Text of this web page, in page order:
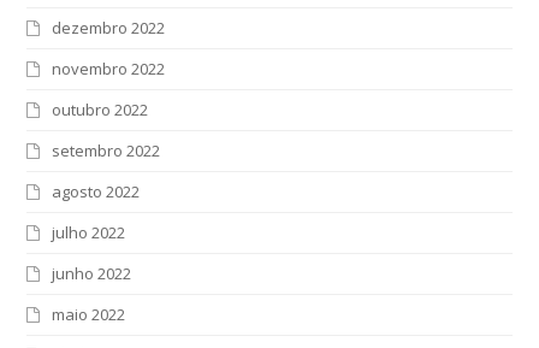
dezembro 2022
novembro 2022
outubro 2022
setembro 2022
agosto 2022
julho 2022
junho 2022
maio 2022